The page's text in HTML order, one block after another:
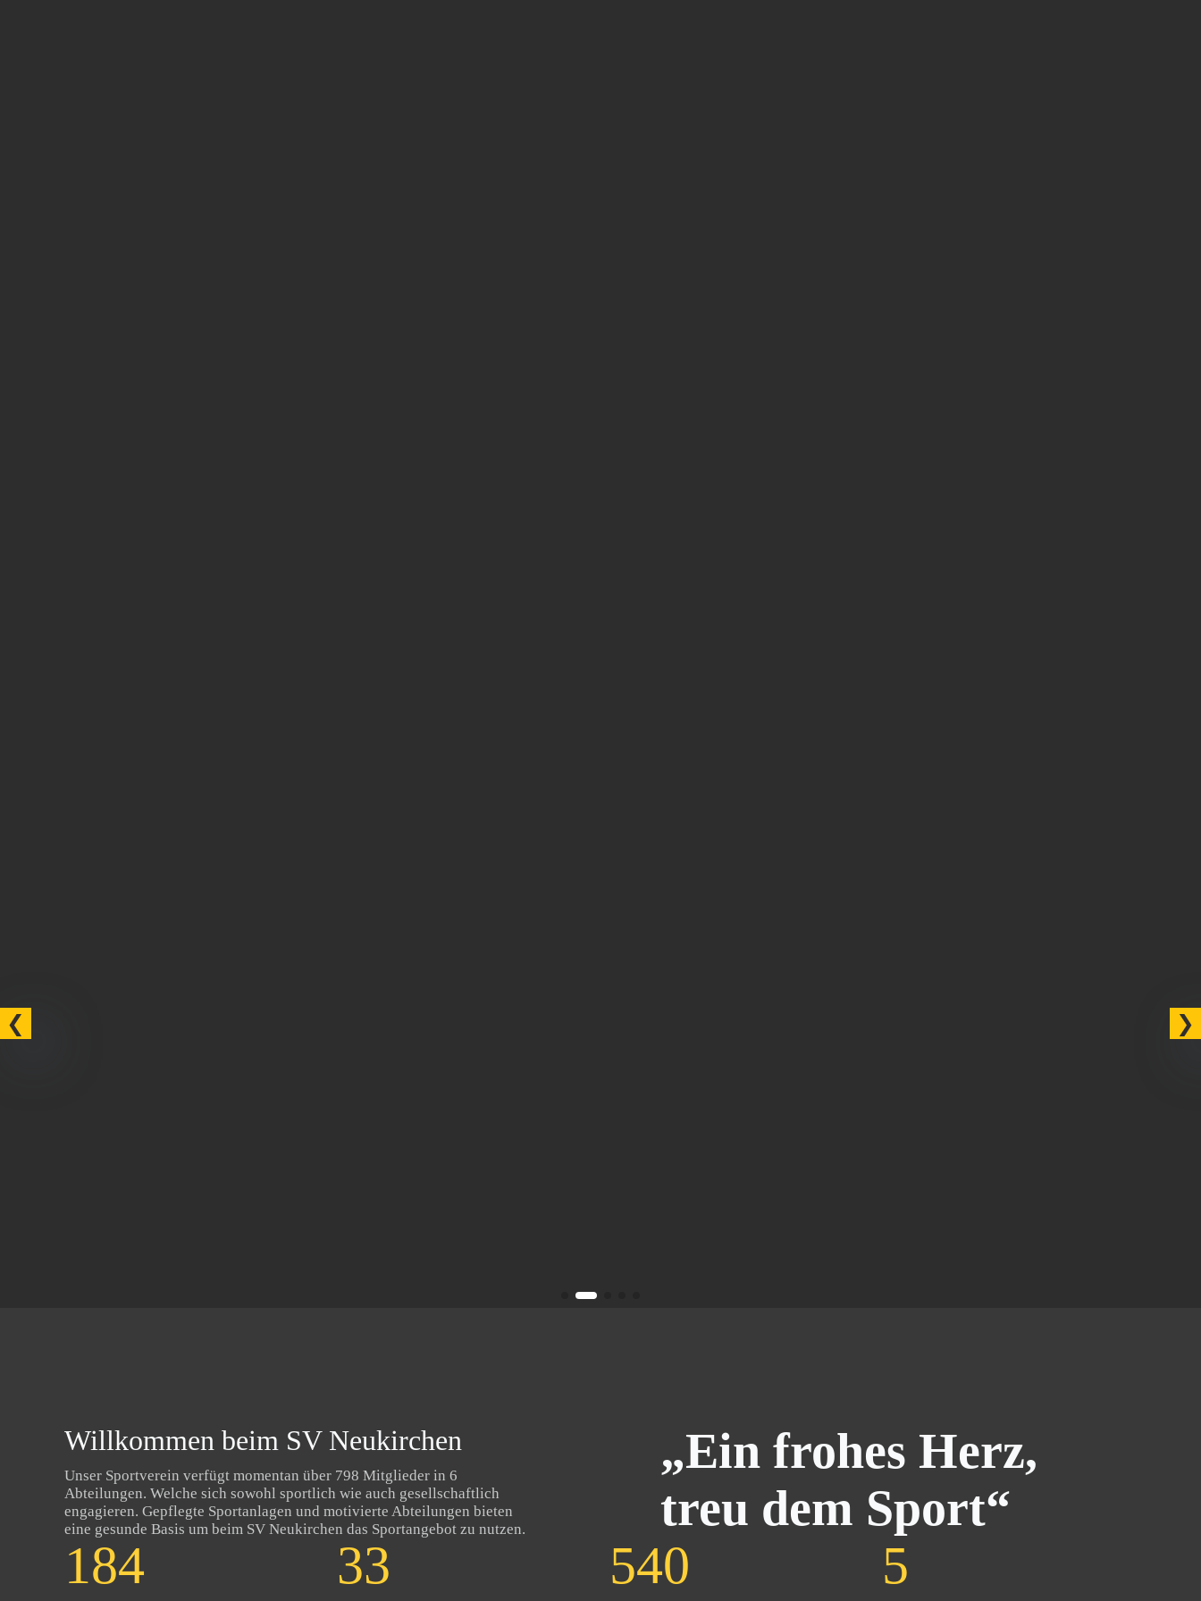
Willkommen beim SV Neukirchen
Unser Sportverein verfügt momentan über 798 Mitglieder in 6
Abteilungen. Welche sich sowohl sportlich wie auch gesellschaftlich
engagieren. Gepflegte Sportanlagen und motivierte Abteilungen bieten
eine gesunde Basis um beim SV Neukirchen das Sportangebot zu nutzen.
„Ein frohes Herz,
treu dem Sport“
194 35 569 6